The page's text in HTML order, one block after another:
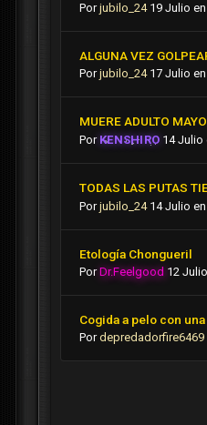
Porjubilo_24 19 Julio en
ALGUNA VEZ
Porjubilo_24 17 Julio en
MUERE ADULTO
Por KENSHIRO 14 Julio
TODAS LAS PUTAS
Porjubilo_24 14 Julio en
Etología Chongueril
PorDr.Feelgood 12 Julio
Cogida a pelo con
Pordepredadorfire6469